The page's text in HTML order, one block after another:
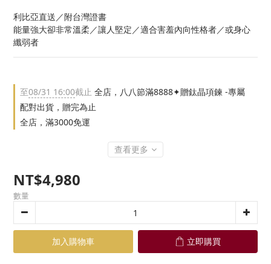
利比亞直送／附台灣證書
能量強大卻非常溫柔／讓人堅定／適合害羞內向性格者／或身心
纖弱者
至08/31 16:00截止 全店，八八節滿8888✦贈鈦晶項鍊 -專屬
配對出貨，贈完為止
全店，滿3000免運
查看更多
NT$4,980
數量
加入購物車 立即購買